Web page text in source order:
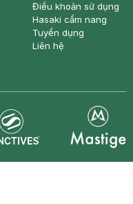
Điều khoản sử dụng
Hasaki cẩm nang
Tuyển dụng
Liên hệ